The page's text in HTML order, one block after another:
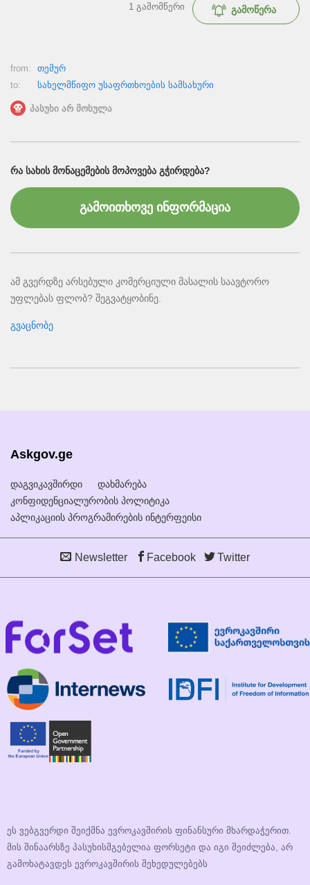
გამოწერა
1 გამომწერი
from:
თემურ
to:
სახელმწიფო უსაფრთხოების სამსახური
პასუხი არ მოსულა
ᲠᲐ ᲡᲐᲮᲘᲡ ᲛᲝᲜᲐᲪᲔᲛᲔᲑᲘᲡ ᲛᲝᲞᲝᲕᲔᲑᲐ ᲒᲭᲘᲠᲓᲔᲑᲐ?
გამოითხოვე ინფორმაცია
ამ გვერდზე არსებული კომერციული მასალის საავტორო
უფლებას ფლობ? შეგვატყობინე.
გვაცნობე
Askgov.ge
დაგვიკავშირდი
დახმარება
კონფიდენციალურობის პოლიტიკა
აპლიკაციის პროგრამირების ინტერფეისი
Newsletter Facebook Twitter
ეს ვებგვერდი შეიქმნა ევროკავშირის ფინანსური მხარდაჭერით.
მის შინაარსზე პასუხისმგებელია ფორსეტი და იგი შეიძლება, არ
გამოხატავდეს ევროკავშირის შეხედულებებს